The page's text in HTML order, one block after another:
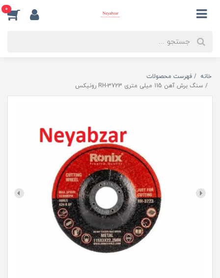
0
خانه
فهرست محصولات
سنگ برش آهن 115 میلی متری RH-3723 رونیکس